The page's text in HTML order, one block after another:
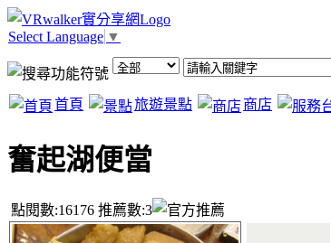
Select Language ▼
首頁 旅遊景點 商店
奮起湖便當
點閱數:16176 推薦數:3